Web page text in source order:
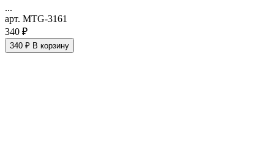
...
арт. MTG-3161
340 ₽
340 ₽ В корзину